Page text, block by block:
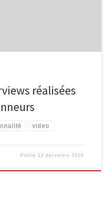
réalisées
video
Publié 13 décembre 2010